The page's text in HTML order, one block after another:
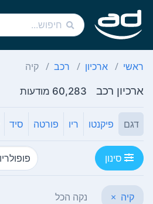
ראשי ארכיון רכב קיה
ארכיון רכב 60,283 מודעות
דגם פיקנטו ריו פורטה סיד
סינון
קיה × נקה הכל